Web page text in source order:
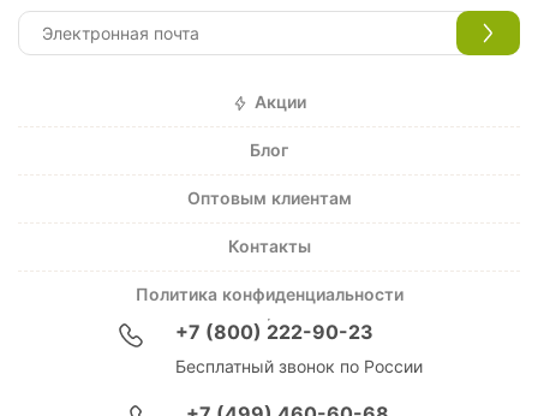
Акции
Блог
Оптовым клиентам
Контакты
Политика конфиденциальности
+7 (800) 222-90-23
Бесплатный звонок по России